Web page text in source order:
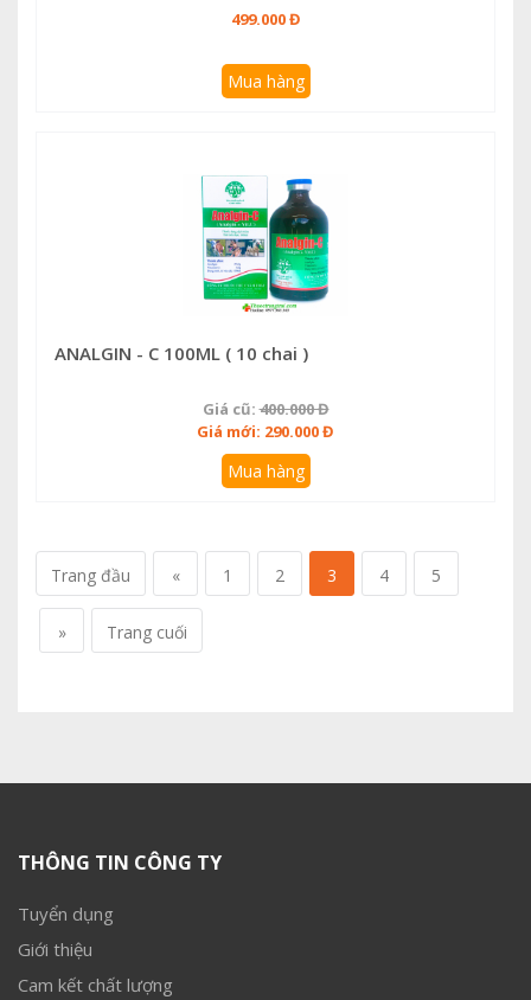
499.000 Đ
Mua hàng
ANALGIN - C 100ML ( 10 chai )
Giá cũ:400.000 Đ
Giá mới: 290.000 Đ
Mua hàng
Trang đầu « 1 2 3 4 5
» Trang cuối
THÔNG TIN CÔNG TY
Tuyển dụng
Giới thiệu
Cam kết chất lượng